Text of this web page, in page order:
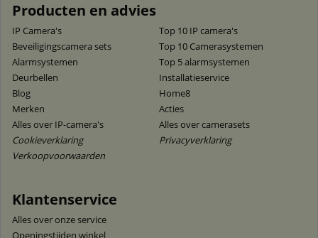
Producten en advies
IP Camera's
Top 10 IP camera's
Beveiligingscamera sets
Top 10 Camerasystemen
Alarmsystemen
Top 5 alarmsystemen
Deurbellen
Installatieservice
Blog
Home8
Merken
Acties
Alles over IP-camera's
Alles over camerasets
Cookieverklaring
Privacyverklaring
Verkoopvoorwaarden
Klantenservice
Alles over onze service
Openingstijden winkel